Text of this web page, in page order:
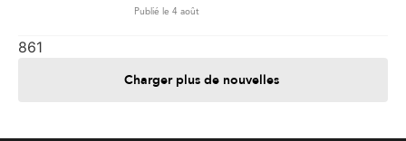
Publié le 4 août
861
Charger plus de nouvelles